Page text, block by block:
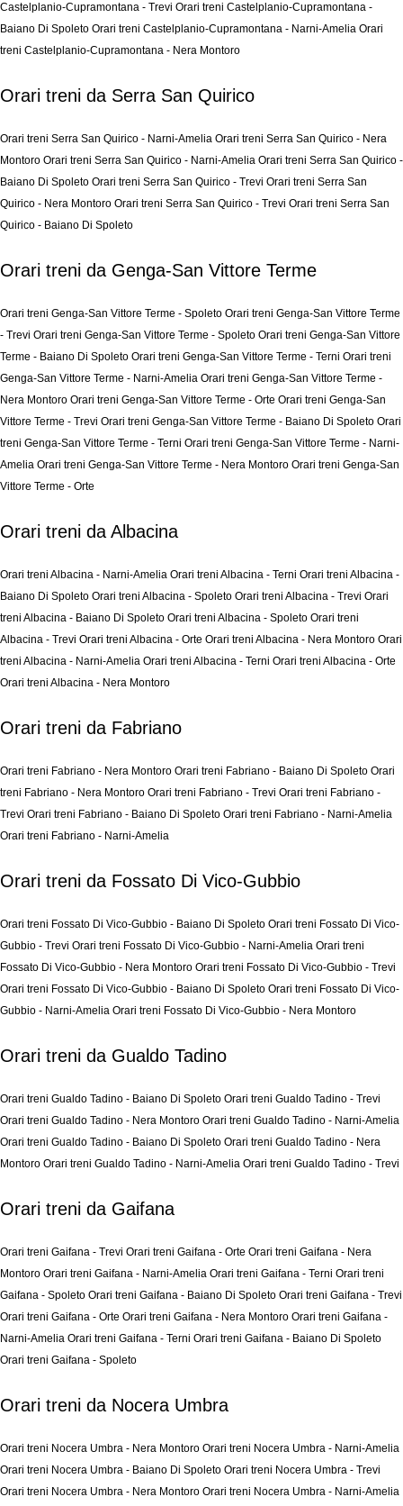
Castelplanio-Cupramontana - Trevi Orari treni Castelplanio-Cupramontana -
Baiano Di Spoleto Orari treni Castelplanio-Cupramontana - Narni-Amelia Orari
treni Castelplanio-Cupramontana - Nera Montoro
Orari treni da Serra San Quirico
Orari treni Serra San Quirico - Narni-Amelia Orari treni Serra San Quirico - Nera
Montoro Orari treni Serra San Quirico - Narni-Amelia Orari treni Serra San Quirico -
Baiano Di Spoleto Orari treni Serra San Quirico - Trevi Orari treni Serra San
Quirico - Nera Montoro Orari treni Serra San Quirico - Trevi Orari treni Serra San
Quirico - Baiano Di Spoleto
Orari treni da Genga-San Vittore Terme
Orari treni Genga-San Vittore Terme - Spoleto Orari treni Genga-San Vittore Terme
- Trevi Orari treni Genga-San Vittore Terme - Spoleto Orari treni Genga-San Vittore
Terme - Baiano Di Spoleto Orari treni Genga-San Vittore Terme - Terni Orari treni
Genga-San Vittore Terme - Narni-Amelia Orari treni Genga-San Vittore Terme -
Nera Montoro Orari treni Genga-San Vittore Terme - Orte Orari treni Genga-San
Vittore Terme - Trevi Orari treni Genga-San Vittore Terme - Baiano Di Spoleto Orari
treni Genga-San Vittore Terme - Terni Orari treni Genga-San Vittore Terme - Narni-
Amelia Orari treni Genga-San Vittore Terme - Nera Montoro Orari treni Genga-San
Vittore Terme - Orte
Orari treni da Albacina
Orari treni Albacina - Narni-Amelia Orari treni Albacina - Terni Orari treni Albacina -
Baiano Di Spoleto Orari treni Albacina - Spoleto Orari treni Albacina - Trevi Orari
treni Albacina - Baiano Di Spoleto Orari treni Albacina - Spoleto Orari treni
Albacina - Trevi Orari treni Albacina - Orte Orari treni Albacina - Nera Montoro Orari
treni Albacina - Narni-Amelia Orari treni Albacina - Terni Orari treni Albacina - Orte
Orari treni Albacina - Nera Montoro
Orari treni da Fabriano
Orari treni Fabriano - Nera Montoro Orari treni Fabriano - Baiano Di Spoleto Orari
treni Fabriano - Nera Montoro Orari treni Fabriano - Trevi Orari treni Fabriano -
Trevi Orari treni Fabriano - Baiano Di Spoleto Orari treni Fabriano - Narni-Amelia
Orari treni Fabriano - Narni-Amelia
Orari treni da Fossato Di Vico-Gubbio
Orari treni Fossato Di Vico-Gubbio - Baiano Di Spoleto Orari treni Fossato Di Vico-
Gubbio - Trevi Orari treni Fossato Di Vico-Gubbio - Narni-Amelia Orari treni
Fossato Di Vico-Gubbio - Nera Montoro Orari treni Fossato Di Vico-Gubbio - Trevi
Orari treni Fossato Di Vico-Gubbio - Baiano Di Spoleto Orari treni Fossato Di Vico-
Gubbio - Narni-Amelia Orari treni Fossato Di Vico-Gubbio - Nera Montoro
Orari treni da Gualdo Tadino
Orari treni Gualdo Tadino - Baiano Di Spoleto Orari treni Gualdo Tadino - Trevi
Orari treni Gualdo Tadino - Nera Montoro Orari treni Gualdo Tadino - Narni-Amelia
Orari treni Gualdo Tadino - Baiano Di Spoleto Orari treni Gualdo Tadino - Nera
Montoro Orari treni Gualdo Tadino - Narni-Amelia Orari treni Gualdo Tadino - Trevi
Orari treni da Gaifana
Orari treni Gaifana - Trevi Orari treni Gaifana - Orte Orari treni Gaifana - Nera
Montoro Orari treni Gaifana - Narni-Amelia Orari treni Gaifana - Terni Orari treni
Gaifana - Spoleto Orari treni Gaifana - Baiano Di Spoleto Orari treni Gaifana - Trevi
Orari treni Gaifana - Orte Orari treni Gaifana - Nera Montoro Orari treni Gaifana -
Narni-Amelia Orari treni Gaifana - Terni Orari treni Gaifana - Baiano Di Spoleto
Orari treni Gaifana - Spoleto
Orari treni da Nocera Umbra
Orari treni Nocera Umbra - Nera Montoro Orari treni Nocera Umbra - Narni-Amelia
Orari treni Nocera Umbra - Baiano Di Spoleto Orari treni Nocera Umbra - Trevi
Orari treni Nocera Umbra - Nera Montoro Orari treni Nocera Umbra - Narni-Amelia